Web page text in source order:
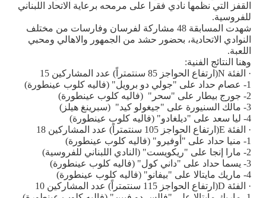
القفز التي نظمها نادي فقرا على مرمحه برعاية الاتحاد اللبناني
للفروسية.
شهدت المسابقة 48 مشاركة لفرسان وفارسات من مختلف
النوادي الاتحادية، بحضور حشد من الجمهور والاهالي ومحبي
اللعبة.
وهنا النتائج الفنية:
· الفئة N(ارتفاع الحواجز 85 سنتمتراً) عدد المشاركين 15
1- عصام حداد على "جولي دو برويل" (فاليه كلوب عينطورة)
2- جورج بيطار على "سحر" (فاليه كلوب عينطورة)
3- مالك السنيورة على "جيغولو كيد" (سبرينغ هيلز)
4- ليا سعد على "ديلغادو" (فاليه كلوب عينطورة)
· الفئة E(ارتفاع الحواجز 105 سنتمتراً) عدد المشاركين 18
1- منيا حداد على "أوفيرو" (فاليه كلوب عينطورة)
2- مارا إنجا على "ريكويست" (النادي اللبناني للفروسية)
3- يسما حداد على "داني كول" (فاليه كلوب عينطورة)
4- ماريك مايتالا على "بيفانو" (فاليه كلوب عينطورة)
· الفئة D(ارتفاع الحواجز 115 سنتمتراً) عدد المشاركين 10